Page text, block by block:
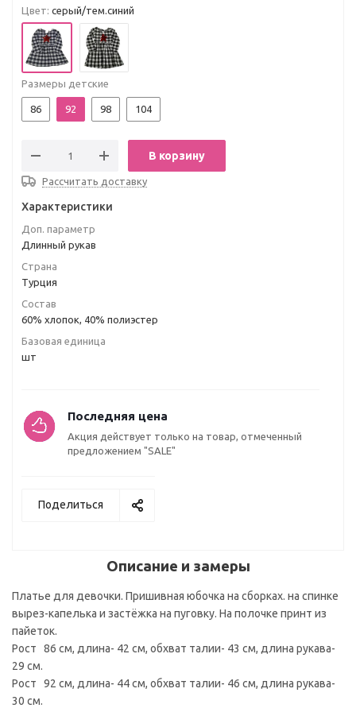
Цвет: серый/тем.синий
Размеры детские
86 92 98 104
В корзину
Рассчитать доставку
Характеристики
Доп. параметр
Длинный рукав
Страна
Турция
Состав
60% хлопок, 40% полиэстер
Базовая единица
шт
Последняя цена
Акция действует только на товар, отмеченный
предложением "SALE"
Поделиться
Описание и замеры
Платье для девочки. Пришивная юбочка на сборках. на спинке
вырез-капелька и застёжка на пуговку. На полочке принт из
пайеток.
Рост 86 см, длина- 42 см, обхват талии- 43 см, длина рукава-
29 см.
Рост 92 см, длина- 44 см, обхват талии- 46 см, длина рукава-
30 см.